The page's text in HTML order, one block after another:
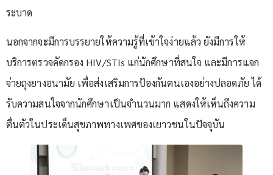
ระบาด
นอกจากจะมีการบรรยายให้ความรู้ที่เข้าใจง่ายแล้ว ยังมีการให้
บริการตรวจคัดกรอง HIV/STIs แก่นักศึกษาที่สนใจ และมีการแจก
จ่ายถุงยางอนามัย เพื่อส่งเสริมการป้องกันตนเองอย่างปลอดภัย ได้
รับความสนใจจากนักศึกษาเป็นจำนวนมาก แสดงให้เห็นถึงความ
ตื่นตัวในประเด็นสุขภาพทางเพศของเยาวชนในปัจจุบัน